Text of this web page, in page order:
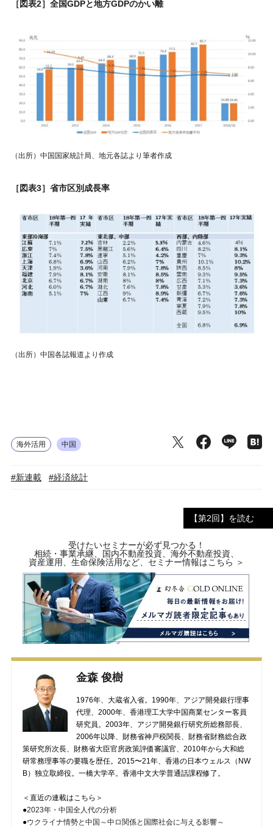
［図表2］全国GDPと地方GDPのかい離
（出所）中国国家統計局、地元各誌より筆者作成
［図表3］省市区別成長率
（出所）中国各誌報道より作成
海外活用 中国
#新連載 #経済統計
【第2回】を読む
受けたいセミナーが必ず見つかる！
相続・事業承継、国内不動産投資、海外不動産投資、
資産運用、生命保険活用など、セミナー情報はこちら ＞
金森 俊樹
1976年、大蔵省入省。1990年、アジア開発銀行理事
代理、2000年、香港理工大学中国商業センター客員
研究員。2003年、アジア開発銀行研究所総務部長、
2006年以降、財務省神戸税関長、財務省財務総合政
策研究所次長、財務省大臣官房政策評価審議官、2010年から大和総
研常務理事等の要職を歴任。2015〜21年、香港の日本ウェルス（NW
B）独立取締役。一橋大学卒。香港中文大学普通話課程修了。
＜直近の連載はこちら＞
●2023年・中国全人代の分析
●ウクライナ情勢と中国～中ロ関係と国際社会に与える影響～